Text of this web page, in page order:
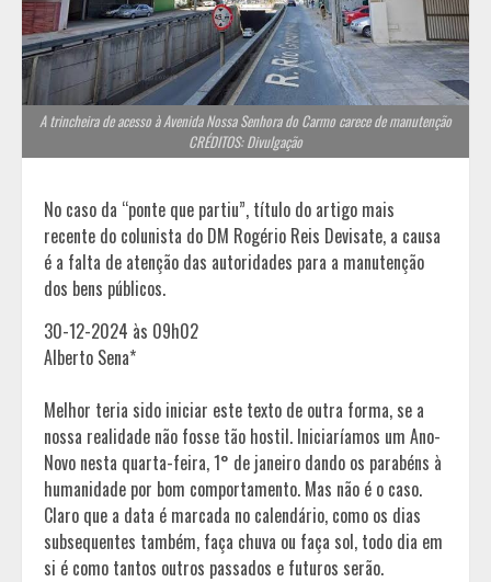
A trincheira de acesso à Avenida Nossa Senhora do Carmo carece de manutenção
CRÉDITOS: Divulgação
No caso da “ponte que partiu”, título do artigo mais
recente do colunista do DM Rogério Reis Devisate, a causa
é a falta de atenção das autoridades para a manutenção
dos bens públicos.
30-12-2024 às 09h02
Alberto Sena*
Melhor teria sido iniciar este texto de outra forma, se a
nossa realidade não fosse tão hostil. Iniciaríamos um Ano-
Novo nesta quarta-feira, 1° de janeiro dando os parabéns à
humanidade por bom comportamento. Mas não é o caso.
Claro que a data é marcada no calendário, como os dias
subsequentes também, faça chuva ou faça sol, todo dia em
si é como tantos outros passados e futuros serão.